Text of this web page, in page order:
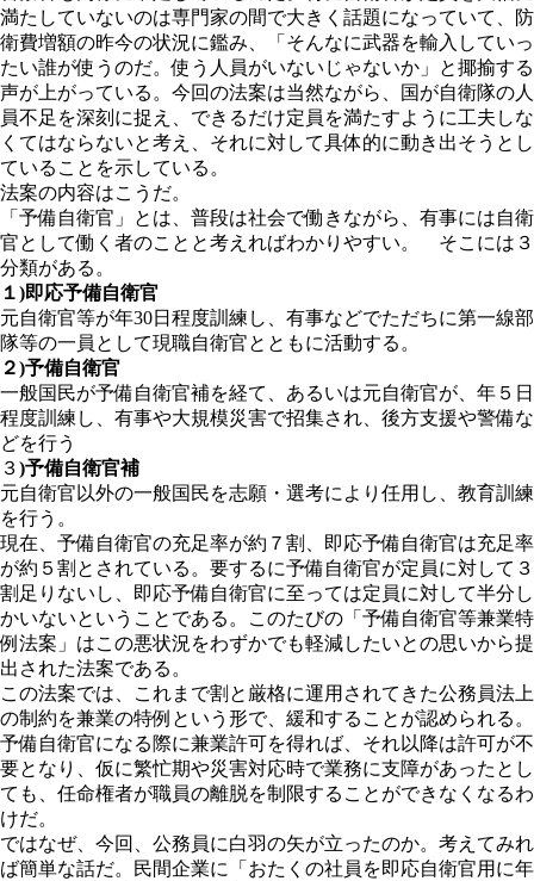
満たしていないのは専門家の間で大きく話題になっていて、防
衛費増額の昨今の状況に鑑み、「そんなに武器を輸入していっ
たい誰が使うのだ。使う人員がいないじゃないか」と揶揄する
声が上がっている。今回の法案は当然ながら、国が自衛隊の人
員不足を深刻に捉え、できるだけ定員を満たすように工夫しな
くてはならないと考え、それに対して具体的に動き出そうとし
ていることを示している。
法案の内容はこうだ。
「予備自衛官」とは、普段は社会で働きながら、有事には自衛
官として働く者のことと考えればわかりやすい。 そこには３
分類がある。
１)即応予備自衛官
元自衛官等が年30日程度訓練し、有事などでただちに第一線部
隊等の一員として現職自衛官とともに活動する。
２)予備自衛官
一般国民が予備自衛官補を経て、あるいは元自衛官が、年５日
程度訓練し、有事や大規模災害で招集され、後方支援や警備な
どを行う
３)予備自衛官補
元自衛官以外の一般国民を志願・選考により任用し、教育訓練
を行う。
現在、予備自衛官の充足率が約７割、即応予備自衛官は充足率
が約５割とされている。要するに予備自衛官が定員に対して３
割足りないし、即応予備自衛官に至っては定員に対して半分し
かいないということである。このたびの「予備自衛官等兼業特
例法案」はこの悪状況をわずかでも軽減したいとの思いから提
出された法案である。
この法案では、これまで割と厳格に運用されてきた公務員法上
の制約を兼業の特例という形で、緩和することが認められる。
予備自衛官になる際に兼業許可を得れば、それ以降は許可が不
要となり、仮に繁忙期や災害対応時で業務に支障があったとし
ても、任命権者が職員の離脱を制限することができなくなるわ
けだ。
ではなぜ、今回、公務員に白羽の矢が立ったのか。考えてみれ
ば簡単な話だ。民間企業に「おたくの社員を即応自衛官用に年